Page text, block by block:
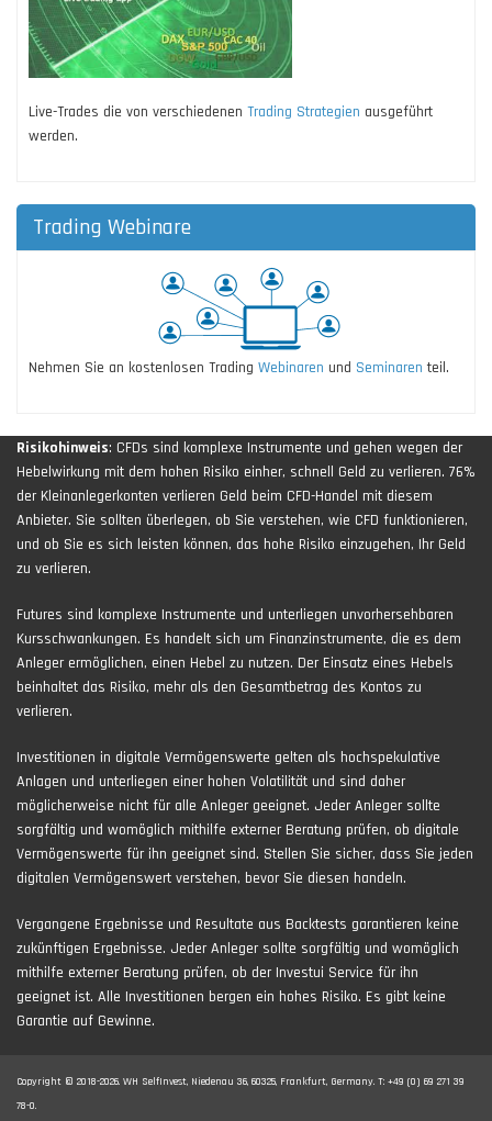
Live-Trades die von verschiedenen Trading Strategien ausgeführt
werden.
Trading Webinare
Nehmen Sie an kostenlosen Trading Webinaren und Seminaren teil.
Risikohinweis: CFDs sind komplexe Instrumente und gehen wegen der
Hebelwirkung mit dem hohen Risiko einher, schnell Geld zu verlieren. 76%
der Kleinanlegerkonten verlieren Geld beim CFD-Handel mit diesem
Anbieter. Sie sollten überlegen, ob Sie verstehen, wie CFD funktionieren,
und ob Sie es sich leisten können, das hohe Risiko einzugehen, Ihr Geld
zu verlieren.
Futures sind komplexe Instrumente und unterliegen unvorhersehbaren
Kursschwankungen. Es handelt sich um Finanzinstrumente, die es dem
Anleger ermöglichen, einen Hebel zu nutzen. Der Einsatz eines Hebels
beinhaltet das Risiko, mehr als den Gesamtbetrag des Kontos zu
verlieren.
Investitionen in digitale Vermögenswerte gelten als hochspekulative
Anlagen und unterliegen einer hohen Volatilität und sind daher
möglicherweise nicht für alle Anleger geeignet. Jeder Anleger sollte
sorgfältig und womöglich mithilfe externer Beratung prüfen, ob digitale
Vermögenswerte für ihn geeignet sind. Stellen Sie sicher, dass Sie jeden
digitalen Vermögenswert verstehen, bevor Sie diesen handeln.
Vergangene Ergebnisse und Resultate aus Backtests garantieren keine
zukünftigen Ergebnisse. Jeder Anleger sollte sorgfältig und womöglich
mithilfe externer Beratung prüfen, ob der Investui Service für ihn
geeignet ist. Alle Investitionen bergen ein hohes Risiko. Es gibt keine
Garantie auf Gewinne.
Copyright © 2018-2026. WH SelfInvest, Niedenau 36, 60325, Frankfurt, Germany. T: +49 (0) 69 271 39
78-0.